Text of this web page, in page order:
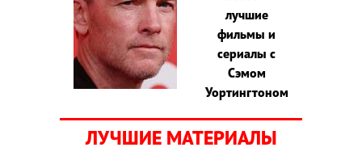
лучшие
фильмы и
сериалы с
Сэмом
Уортингтоном
ЛУЧШИЕ МАТЕРИАЛЫ